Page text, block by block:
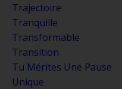
Trajectoire
Tranquille
Transformable
Transition
Tu Mérites Une Pause
Unique